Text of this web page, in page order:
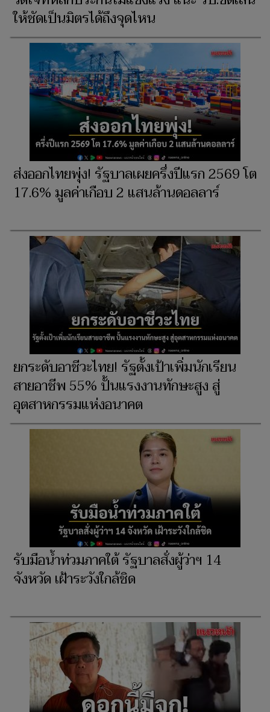
ให้ชัดเป็นมิตรได้ถึงจุดไหน
ส่งออกไทยพุ่ง! รัฐบาลเผยครึ่งปีแรก 2569 โต
17.6% มูลค่าเกือบ 2 แสนล้านดอลลาร์
ยกระดับอาชีวะไทย! รัฐตั้งเป้าเพิ่มนักเรียน
สายอาชีพ 55% ปั้นแรงงานทักษะสูง สู่
อุตสาหกรรมแห่งอนาคต
รับมือน้ำท่วมภาคใต้ รัฐบาลสั่งผู้ว่าฯ 14
จังหวัด เฝ้าระวังใกล้ชิด